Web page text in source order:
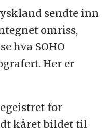
sendte inn
omriss,
hva SOHO
Her er
for
kåret bildet til